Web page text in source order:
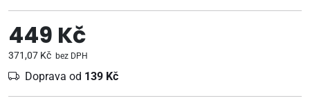
449 Kč
371,07 Kč bez DPH
Doprava od 139 Kč